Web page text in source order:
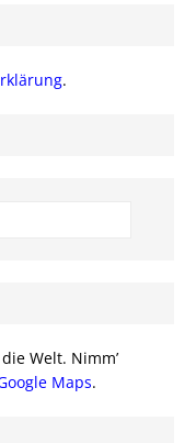
.
Welt. Nimm’
Maps.